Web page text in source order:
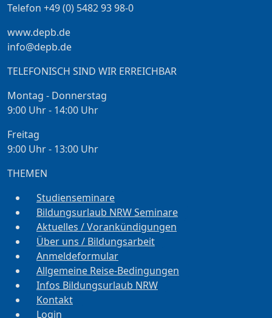
Telefon +49 (0) 5482 93 98-0
www.depb.de
info@depb.de
TELEFONISCH SIND WIR ERREICHBAR
Montag - Donnerstag
9:00 Uhr - 14:00 Uhr
Freitag
9:00 Uhr - 13:00 Uhr
THEMEN
Studienseminare
Bildungsurlaub NRW Seminare
Aktuelles / Vorankündigungen
Über uns / Bildungsarbeit
Anmeldeformular
Allgemeine Reise-Bedingungen
Infos Bildungsurlaub NRW
Kontakt
Login